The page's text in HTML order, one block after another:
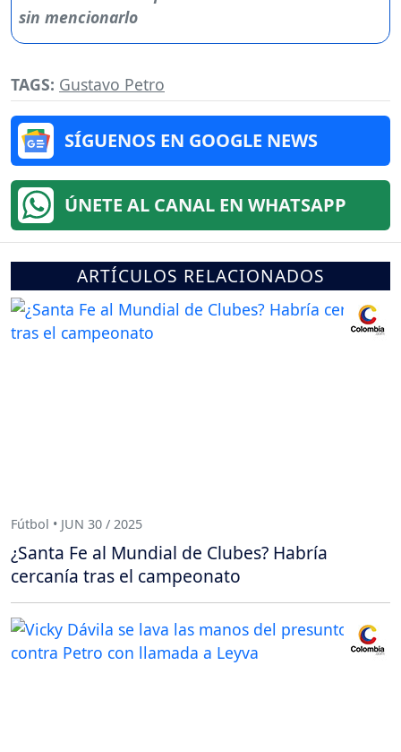
TAGS: Gustavo Petro
SÍGUENOS EN GOOGLE NEWS
ÚNETE AL CANAL EN WHATSAPP
ARTÍCULOS RELACIONADOS
Fútbol • JUN 30 / 2025
¿Santa Fe al Mundial de Clubes? Habría
cercanía tras el campeonato